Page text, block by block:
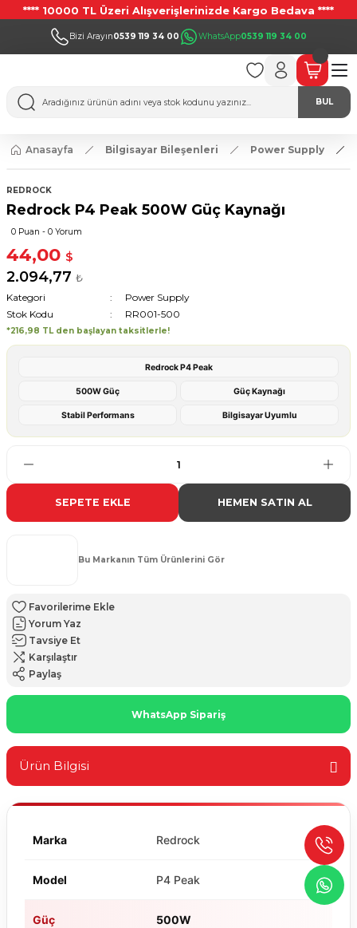
**** 10000 TL Üzeri Alışverişlerinizde Kargo Bedava ****
Bizi Arayın0539 119 34 00 WhatsApp0539 119 34 00
BUL
Anasayfa Bilgisayar Bileşenleri Power Supply
REDROCK
Redrock P4 Peak 500W Güç Kaynağı
0 Puan - 0 Yorum
44,00 $
2.094,77 ₺
Kategori
Power Supply
Stok Kodu
RR001-500
*216,98 TL den başlayan taksitlerle!
Redrock P4 Peak
500W Güç Güç Kaynağı
Stabil Performans Bilgisayar Uyumlu
SEPETE EKLE HEMEN SATIN AL
Bu Markanın Tüm Ürünlerini Gör
Yorum Yaz
Tavsiye Et
Karşılaştır
Paylaş
WhatsApp Sipariş
Ürün Bilgisi
Marka Redrock
Model P4 Peak
Güç 500W